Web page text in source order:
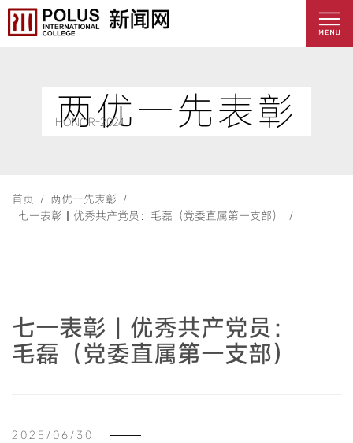
HONOR-2024
两优一先表彰
首页 / 两优一先表彰 /
七一表彰丨优秀共产党员：毛磊（党委直属第一支部） /
七一表彰丨优秀共产党员：
毛磊（党委直属第一支部）
2025/06/30